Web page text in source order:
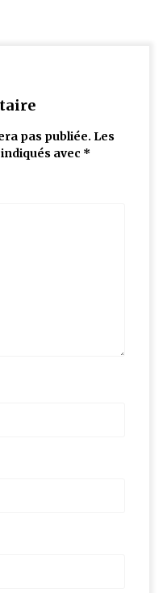
pas publiée. Les
avec *